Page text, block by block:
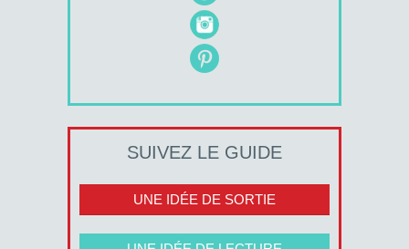
SUIVEZ LE GUIDE
UNE IDÉE DE SORTIE